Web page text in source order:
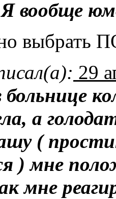
вообще
29
а
(
) мне
мне